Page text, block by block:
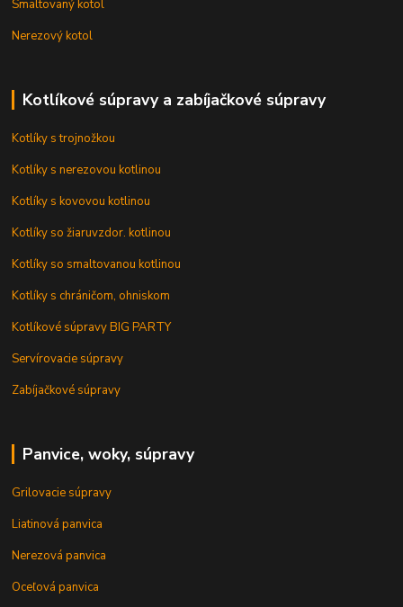
Smaltovaný kotol
Nerezový kotol
Kotlíkové súpravy a zabíjačkové súpravy
Kotlíky s trojnožkou
Kotlíky s nerezovou kotlinou
Kotlíky s kovovou kotlinou
Kotlíky so žiaruvzdor. kotlinou
Kotlíky so smaltovanou kotlinou
Kotlíky s chráničom, ohniskom
Kotlíkové súpravy BIG PARTY
Servírovacie súpravy
Zabíjačkové súpravy
Panvice, woky, súpravy
Grilovacie súpravy
Liatinová panvica
Nerezová panvica
Oceľová panvica